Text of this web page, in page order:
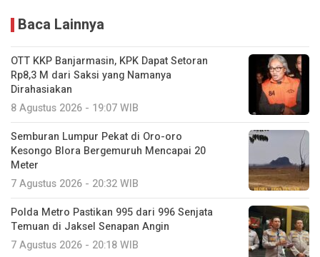
Baca Lainnya
OTT KKP Banjarmasin, KPK Dapat Setoran
Rp8,3 M dari Saksi yang Namanya
Dirahasiakan
8 Agustus 2026 - 19:07 WIB
Semburan Lumpur Pekat di Oro-oro
Kesongo Blora Bergemuruh Mencapai 20
Meter
7 Agustus 2026 - 20:32 WIB
Polda Metro Pastikan 995 dari 996 Senjata
Temuan di Jaksel Senapan Angin
7 Agustus 2026 - 20:18 WIB